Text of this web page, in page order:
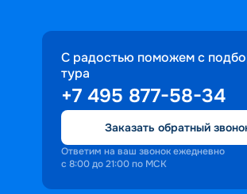
С радостью поможем с
тура
+7 495 877-58-34
Заказать обратный
Ответим на ваш звонок ежедневно
с 8:00 до 21:00 по МСК